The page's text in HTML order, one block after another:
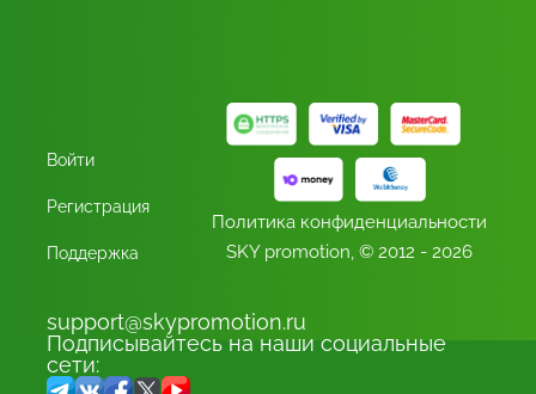
Войти
Регистрация
Поддержка
Политика конфиденциальности
SKY promotion, © 2012 - 2026
support@skypromotion.ru
Подписывайтесь на наши социальные
сети: